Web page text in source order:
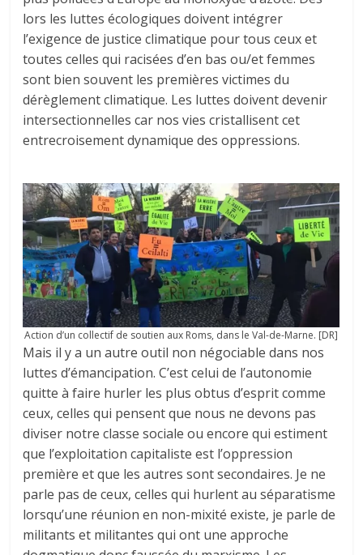
lors les luttes écologiques doivent intégrer
l’exigence de justice climatique pour tous ceux et
toutes celles qui racisées d’en bas ou/et femmes
sont bien souvent les premières victimes du
dérèglement climatique. Les luttes doivent devenir
intersectionnelles car nos vies cristallisent cet
entrecroisement dynamique des oppressions.
Action d’un collectif de soutien aux Roms, dans le Val-de-Marne. [DR]
Mais il y a un autre outil non négociable dans nos
luttes d’émancipation. C’est celui de l’autonomie
quitte à faire hurler les plus obtus d’esprit comme
ceux, celles qui pensent que nous ne devons pas
diviser notre classe sociale ou encore qui estiment
que l’exploitation capitaliste est l’oppression
première et que les autres sont secondaires. Je ne
parle pas de ceux, celles qui hurlent au séparatisme
lorsqu’une réunion en non-mixité existe, je parle de
militants et militantes qui ont une approche